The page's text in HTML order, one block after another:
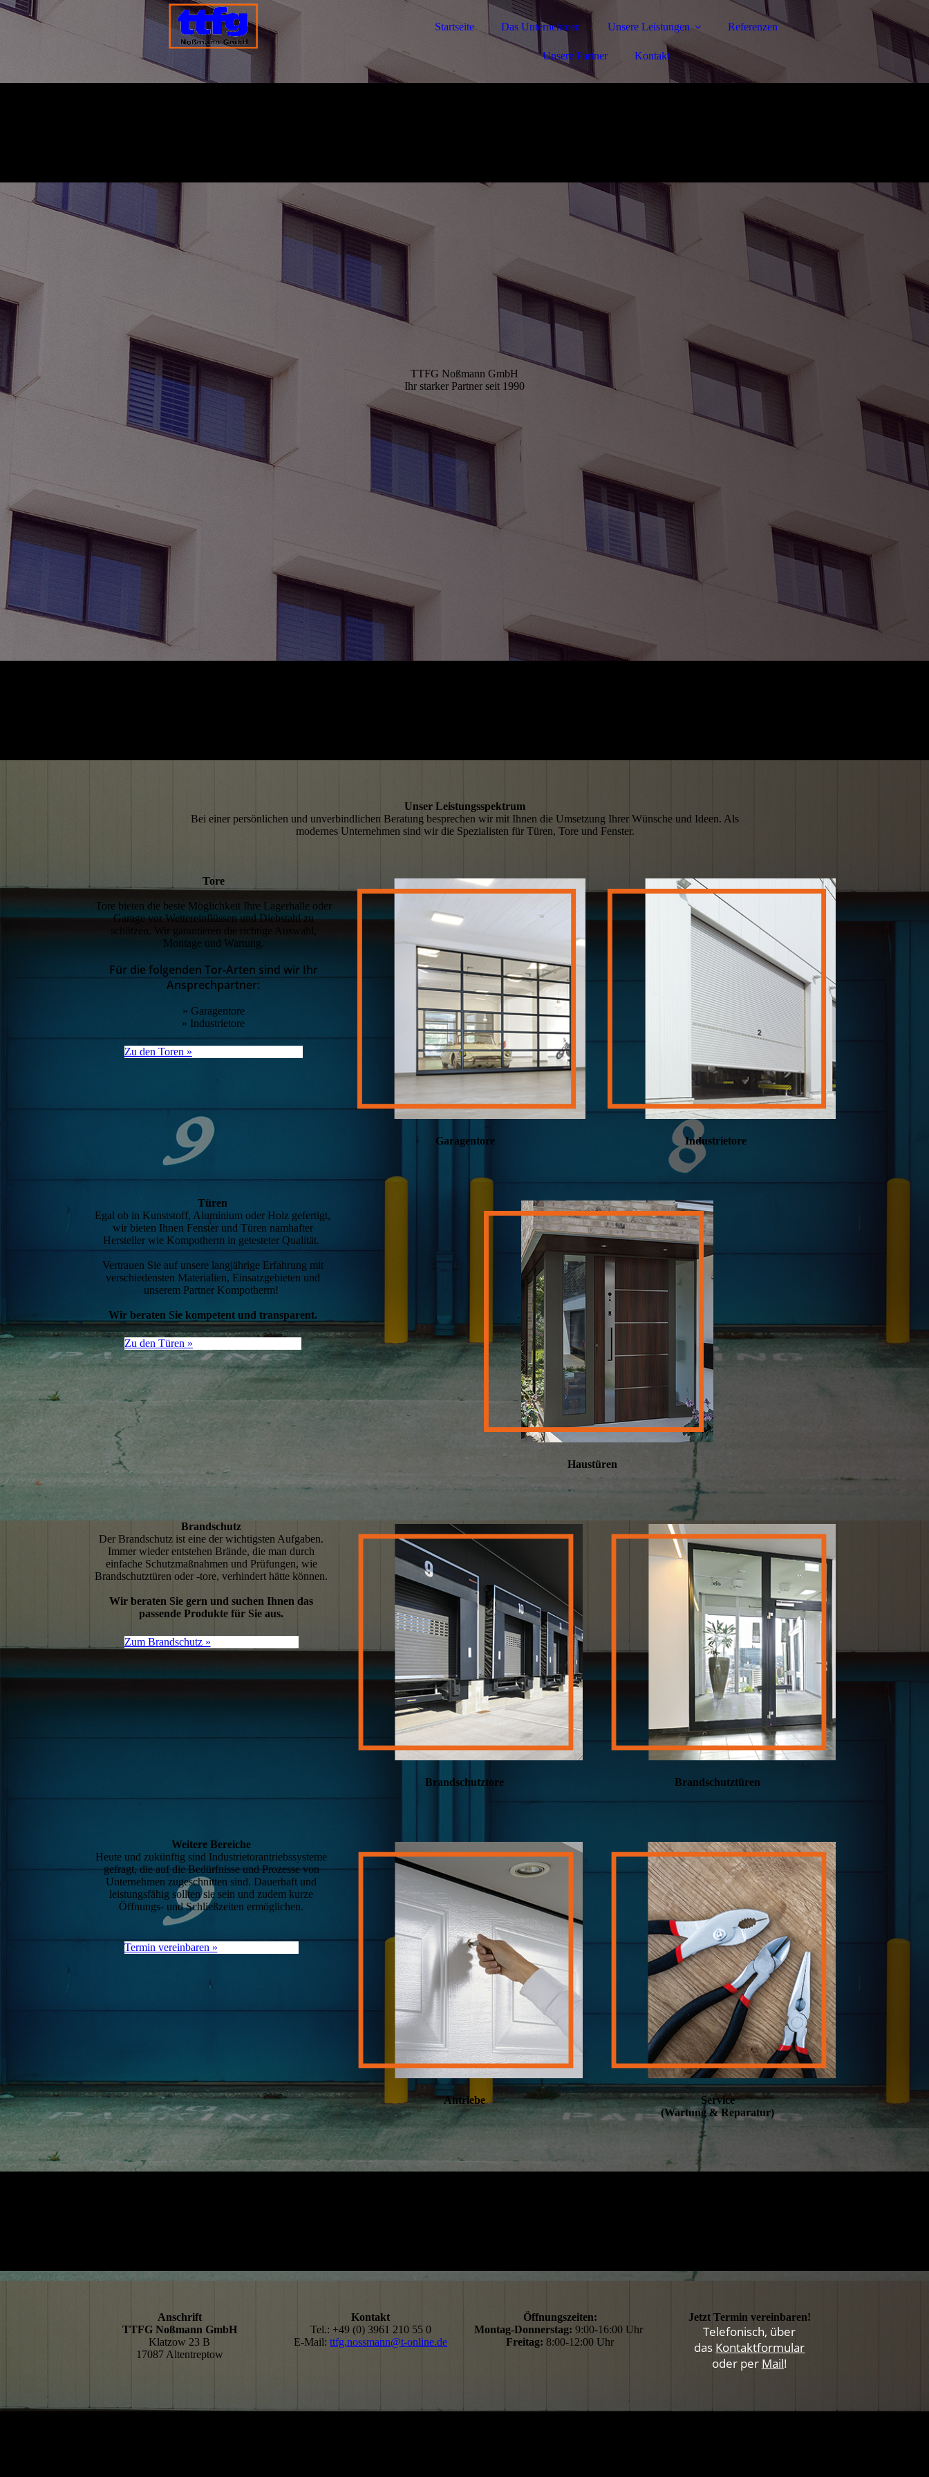
Startseite Das Unternehmen Unsere Leistungen Referenzen
Unsere Partner Kontakt
TTFG Noßmann GmbH
Ihr starker Partner seit 1990
Unser Leistungsspektrum
Bei einer persönlichen und unverbindlichen Beratung besprechen wir mit Ihnen die Umsetzung Ihrer Wünsche und Ideen. Als
modernes Unternehmen sind wir die Spezialisten für Türen, Tore und Fenster.
Tore
Tore bieten die beste Möglichkeit Ihre Lagerhalle oder
Garage vor Wettereinflüssen und Diebstahl zu
Montage und Wartung.
Für die folgenden Tor-Arten sind wir Ihr
Ansprechpartner:
» Garagentore
» Industrietore
Zu den Toren »
Garagentore Industrietore
Türen
Egal ob in Kunststoff, Aluminium oder Holz gefertigt,
wir bieten Ihnen Fenster und Türen namhafter
Hersteller wie Kompotherm in getesteter Qualität.
Vertrauen Sie auf unsere langjährige Erfahrung mit
ver­schiedensten Materialien, Einsatzgebieten und
unserem Partner Kompotherm!
Wir beraten Sie kompetent und transparent.
Zu den Türen »
Haustüren
Brandschutz
Der Brandschutz ist eine der wichtigsten Aufgaben.
Immer wieder entstehen Brände, die man durch
einfache Schutzmaßnahmen und Prüfungen, wie
Brandschutztüren oder -tore, verhindert hätte können.
Wir beraten Sie gern und suchen Ihnen das
passende Produkte für Sie aus.
Zum Brandschutz »
Brandschutztore Brandschutztüren
Weitere Bereiche
Heute und zukünftig sind Industrietor­antriebssysteme
gefragt, die auf die Bedürfnisse und Prozesse von
Unternehmen zugeschnitten sind. Dauerhaft und
leistungsfähig sollten sie sein und zudem kurze
Öffnungs- und Schließzeiten ermöglichen.
Termin vereinbaren »
Antriebe
Service
(Wartung & Reparatur)
Anschrift
TTFG Noßmann GmbH
Klatzow 23 B
17087 Altentreptow
Kontakt
Tel.: +49 (0) 3961 210 55 0
E-Mail:ttfg.nossmann@t-online.de
Öffnungszeiten:
Montag-Donnerstag: 9:00-16:00 Uhr
Freitag: 8:00-12:00 Uhr
Jetzt Termin vereinbaren!
Telefonisch, über
das Kontaktformular
oder per Mail!